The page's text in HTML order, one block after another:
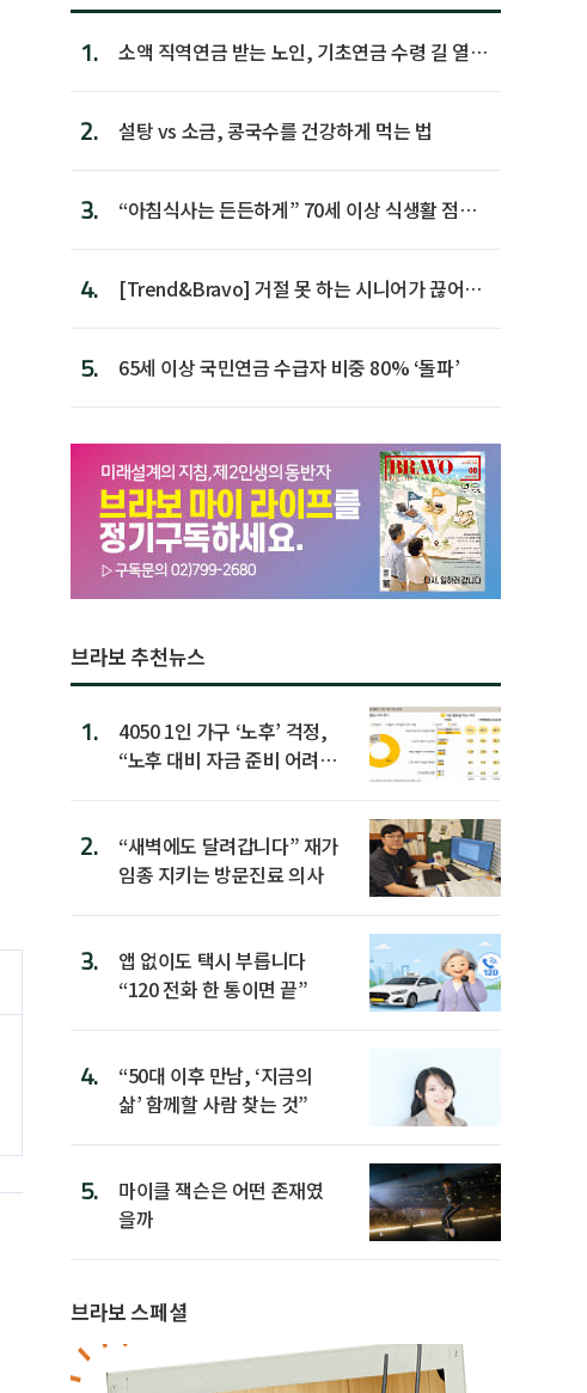
1.
소액 직역연금 받는 노인, 기초연금 수령 길 열린
2. 설탕 vs 소금, 콩국수를 건강하게 먹는 법
3.
“아침식사는 든든하게” 70세 이상 식생활 점수
4.
[Trend&Bravo] 거절 못 하는 시니어가 끊어야
5. 65세 이상 국민연금 수급자 비중 80% ‘돌파’
브라보 추천뉴스
1.
4050 1인 가구 ‘노후’ 걱정,
“노후 대비 자금 준비 어려
2.
“새벽에도 달려갑니다” 재가
임종 지키는 방문진료 의사
3.
앱 없이도 택시 부릅니다
“120 전화 한 통이면 끝”
4.
“50대 이후 만남, ‘지금의
삶’ 함께할 사람 찾는 것”
5.
마이클 잭슨은 어떤 존재였
을까
브라보 스페셜